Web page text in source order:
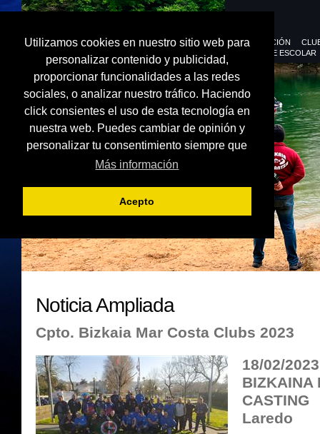
Utilizamos cookies en nuestro sitio web para
personalizar contenido y publicidad,
proporcionar funcionalidades a las redes
sociales, o analizar nuestro tráfico. Haciendo
click consientes el uso de esta tecnología en
nuestra web. Puedes cambiar de opinión y
personalizar tu consentimiento siempre que
Más información
Acepto
FEDERACIÓN
DEPORTE ESCOLAR
Noticia Ampliada
Cpto. Bizkaia Mar Costa Clubs 2023
18/02/
BIZKAINA
CASTING
Laredo